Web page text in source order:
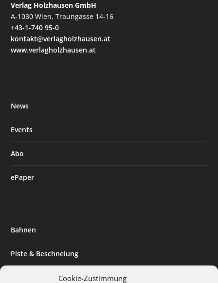
Cookie-Zustimmung
Verlag Holzhausen GmbH
A-1030 Wien, Traungasse 14-16
+43-1-740 95-0
kontakt@verlagholzhausen.at
www.verlagholzhausen.at
News
Events
Abo
ePaper
Bahnen
Piste & Beschneiung